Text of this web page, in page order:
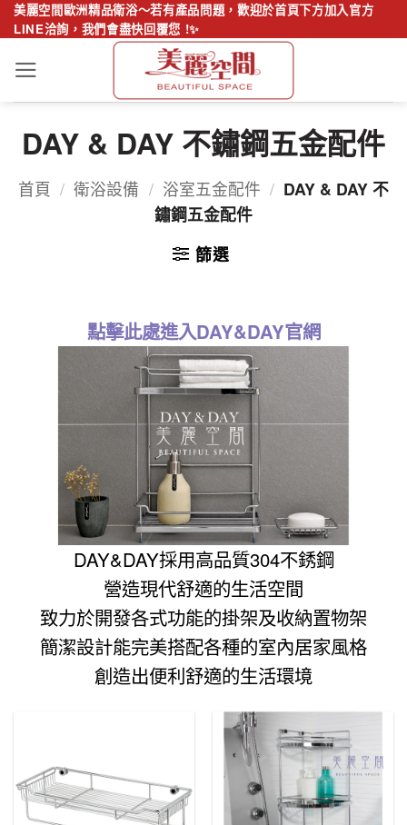
Skip
to
content
美麗空間歐洲精品衛浴～若有產品問題，歡迎於首頁下方加入官方
LINE洽詢，我們會盡快回覆您 !✨
DAY & DAY 不鏽鋼五金配件
首頁 / 衛浴設備 / 浴室五金配件 / DAY & DAY 不
鏽鋼五金配件
篩選
點擊此處進入DAY&DAY官網
DAY&DAY採用高品質304不銹鋼
營造現代舒適的生活空間
致力於開發各式功能的掛架及收納置物架
簡潔設計能完美搭配各種的室內居家風格
創造出便利舒適的生活環境